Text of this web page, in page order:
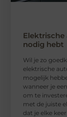
Elektrische
nodig hebt
Wil je zo
elektrische
mogelijk
wanneer je
om te
met de juiste
dat je elke